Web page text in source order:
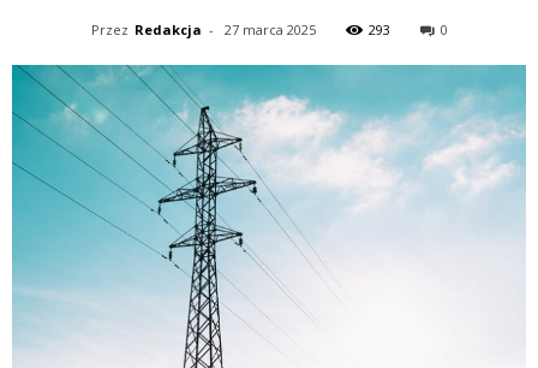
Przez Redakcja - 27 marca 2025 293 0